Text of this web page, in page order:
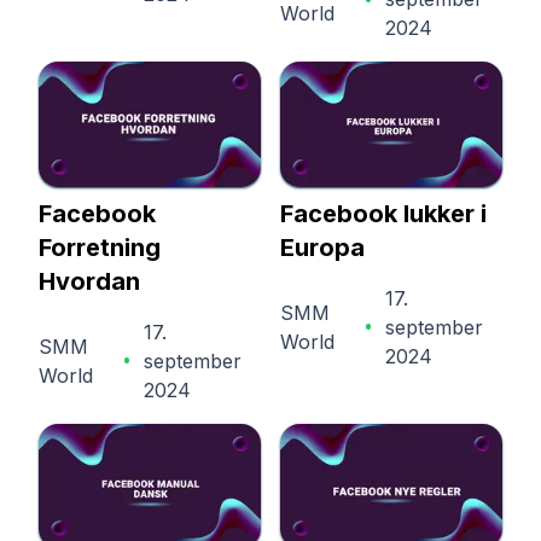
World
2024
Facebook
Forretning
Hvordan
SMM
World
17.
september
2024
Facebook lukker i
Europa
SMM
World
17.
september
2024